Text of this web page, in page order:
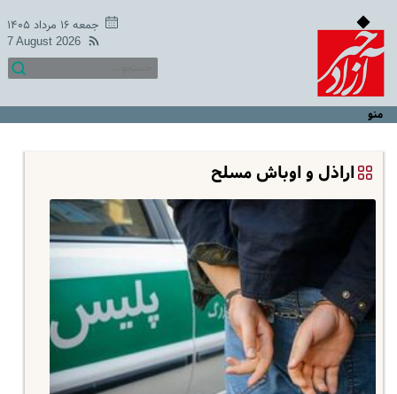
جمعه ۱۶ مرداد ۱۴۰۵
7 August 2026
منو
اراذل و اوباش مسلح